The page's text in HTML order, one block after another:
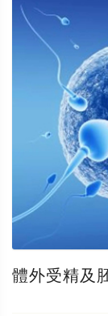
體外受精及